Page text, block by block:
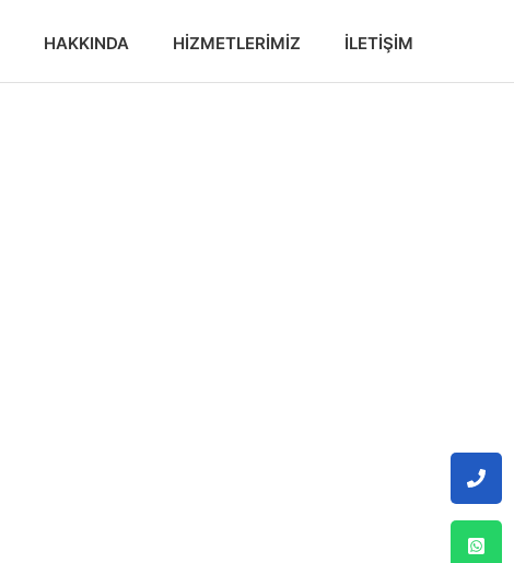
HAKKINDA HIZMETLERIMIZ İLETIŞIM